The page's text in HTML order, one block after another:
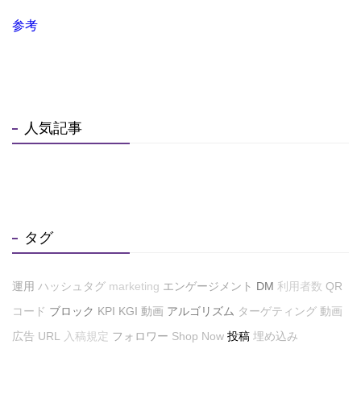
参考
人気記事
タグ
運用 ハッシュタグ marketing エンゲージメント DM 利用者数 QR
コード ブロック KPI KGI 動画 アルゴリズム ターゲティング 動画
広告 URL 入稿規定 フォロワー Shop Now 投稿 埋め込み